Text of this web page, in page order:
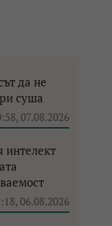
да не
суша
07.08.2026
интелект
06.08.2026